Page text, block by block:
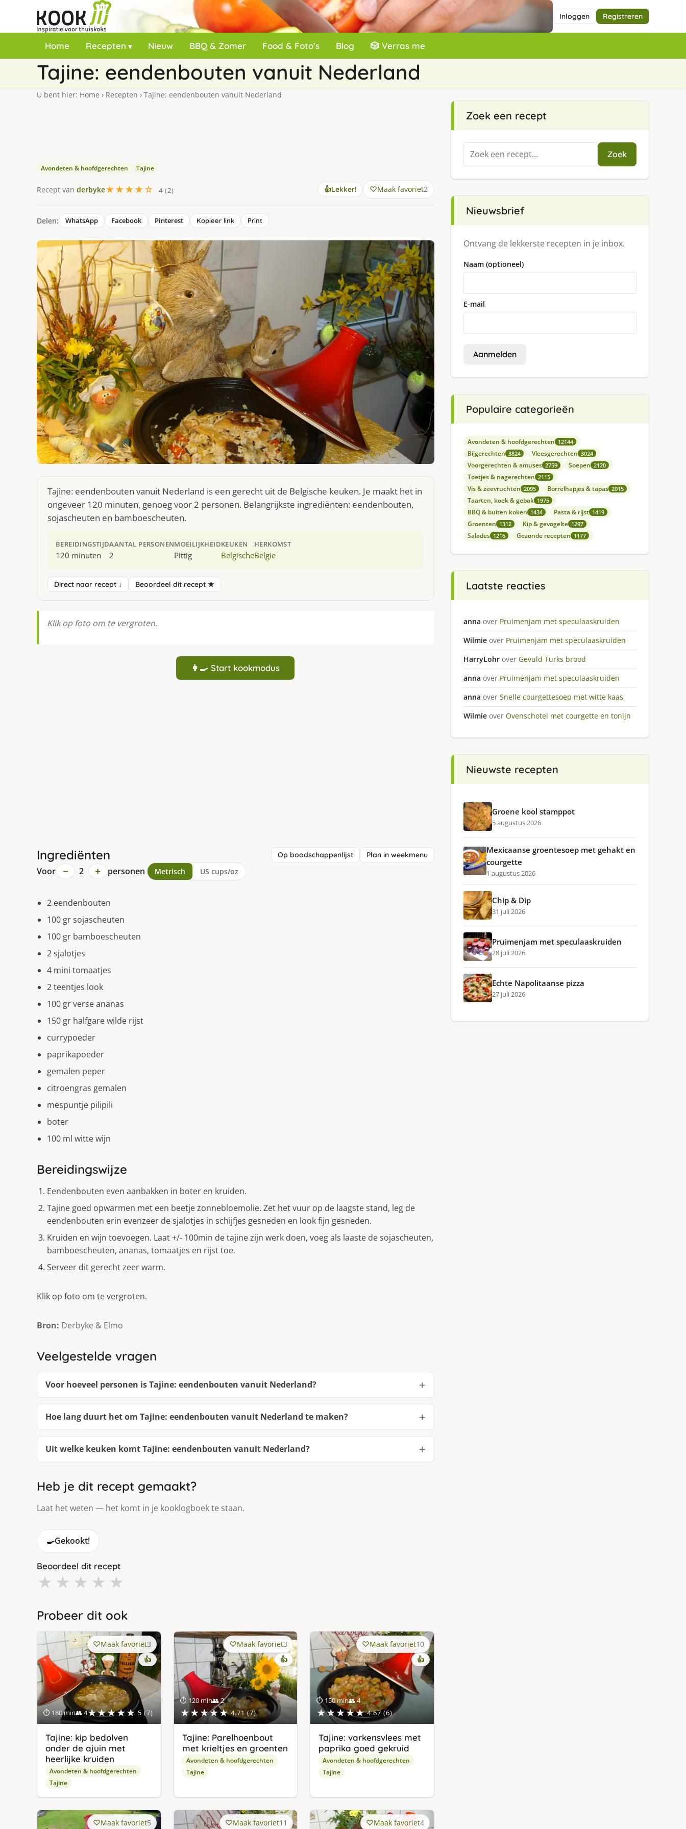
Inloggen Registreren
Home Recepten Nieuw BBQ & Zomer Food & Foto’s Blog 🎲 Verras me
Tajine: eendenbouten vanuit Nederland
U bent hier: Home › Recepten › Tajine: eendenbouten vanuit Nederland
Avondeten & hoofdgerechten Tajine
Recept van derbyke★★★★☆ 4 (2) 👍Lekker! Maak favoriet2
Delen: WhatsApp Facebook Pinterest Kopieer link Print
Tajine: eendenbouten vanuit Nederland is een gerecht uit de Belgische keuken. Je maakt het in
ongeveer 120 minuten, genoeg voor 2 personen. Belangrijkste ingrediënten: eendenbouten,
sojascheuten en bamboescheuten.
BEREIDINGSTIJD
120 minuten
AANTAL PERSONEN
2
MOEILIJKHEID
Pittig
KEUKEN
Belgische
HERKOMST
Belgie
Direct naar recept ↓ Beoordeel dit recept ★
Klik op foto om te vergroten.
👩‍🍳 Start kookmodus
Ingrediënten Op boodschappenlijst Plan in weekmenu
Voor − 2 + personen Metrisch US cups/oz
2 eendenbouten
100 gr sojascheuten
100 gr bamboescheuten
2 sjalotjes
4 mini tomaatjes
2 teentjes look
100 gr verse ananas
150 gr halfgare wilde rijst
currypoeder
paprikapoeder
gemalen peper
citroengras gemalen
mespuntje pilipili
boter
100 ml witte wijn
Bereidingswijze
Eendenbouten even aanbakken in boter en kruiden.
Tajine goed opwarmen met een beetje zonnebloemolie. Zet het vuur op de laagste stand, leg de
eendenbouten erin evenzeer de sjalotjes in schijfjes gesneden en look fijn gesneden.
Kruiden en wijn toevoegen. Laat +/- 100min de tajine zijn werk doen, voeg als laaste de sojascheuten,
bamboescheuten, ananas, tomaatjes en rijst toe.
Serveer dit gerecht zeer warm.
Klik op foto om te vergroten.
Bron: Derbyke & Elmo
Veelgestelde vragen
Voor hoeveel personen is Tajine: eendenbouten vanuit Nederland?
Hoe lang duurt het om Tajine: eendenbouten vanuit Nederland te maken?
Uit welke keuken komt Tajine: eendenbouten vanuit Nederland?
Heb je dit recept gemaakt?
Laat het weten — het komt in je kooklogboek te staan.
🍳Gekookt!
Beoordeel dit recept
★ ★ ★ ★ ★
Probeer dit ook
⏱ 180 min👥 4★★★★★ 5 (7)
Maak favoriet3
👍
Tajine: kip bedolven
onder de ajuin met
heerlijke kruiden
Avondeten & hoofdgerechten
Tajine
⏱ 120 min👥 2
★★★★★ 4.71 (7)
Maak favoriet3
👍
Tajine: Parelhoenbout
met krieltjes en groenten
Avondeten & hoofdgerechten
Tajine
⏱ 150 min👥 4
★★★★★ 4.67 (6)
Maak favoriet10
👍
Tajine: varkensvlees met
paprika goed gekruid
Avondeten & hoofdgerechten
Tajine
Maak favoriet5 Maak favoriet11 Maak favoriet4
Zoek een recept
Zoeken
naar:
Zoek
Nieuwsbrief
Ontvang de lekkerste recepten in je inbox.
Naam (optioneel)
E-mail
Aanmelden
Populaire categorieën
Avondeten & hoofdgerechten 12144
Bijgerechten 3824 Vleesgerechten 3024
Voorgerechten & amuses 2759 Soepen 2120
Toetjes & nagerechten 2115
Vis & zeevruchten 2095 Borrelhapjes & tapas 2015
Taarten, koek & gebak 1975
BBQ & buiten koken 1434 Pasta & rijst 1419
Groenten 1312 Kip & gevogelte 1297
Salades 1216 Gezonde recepten 1177
Laatste reacties
anna over Pruimenjam met speculaaskruiden
Wilmie over Pruimenjam met speculaaskruiden
HarryLohr over Gevuld Turks brood
anna over Pruimenjam met speculaaskruiden
anna over Snelle courgettesoep met witte kaas
Wilmie over Ovenschotel met courgette en tonijn
Nieuwste recepten
Groene kool stamppot
5 augustus 2026
Mexicaanse groentesoep met gehakt en
courgette
1 augustus 2026
Chip & Dip
31 juli 2026
Pruimenjam met speculaaskruiden
28 juli 2026
Echte Napolitaanse pizza
27 juli 2026